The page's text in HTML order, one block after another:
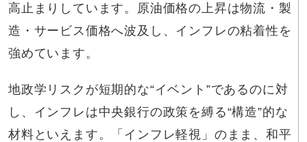
高止まりしています。原油価格の上昇は物流・製
造・サービス価格へ波及し、インフレの粘着性を
強めています。
地政学リスクが短期的な“イベント”であるのに対
し、インフレは中央銀行の政策を縛る“構造”的な
材料といえます。「インフレ軽視」のまま、和平